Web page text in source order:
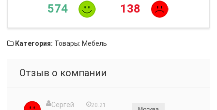
574 138
Категория: Товары: Мебель
Отзыв о компании
Сергей
20:21